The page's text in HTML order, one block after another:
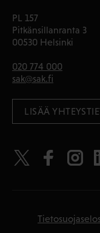
PL 157
Pitkänsillanranta 3
00530 Helsinki
020 774 000
sak@sak.fi
LISÄÄ